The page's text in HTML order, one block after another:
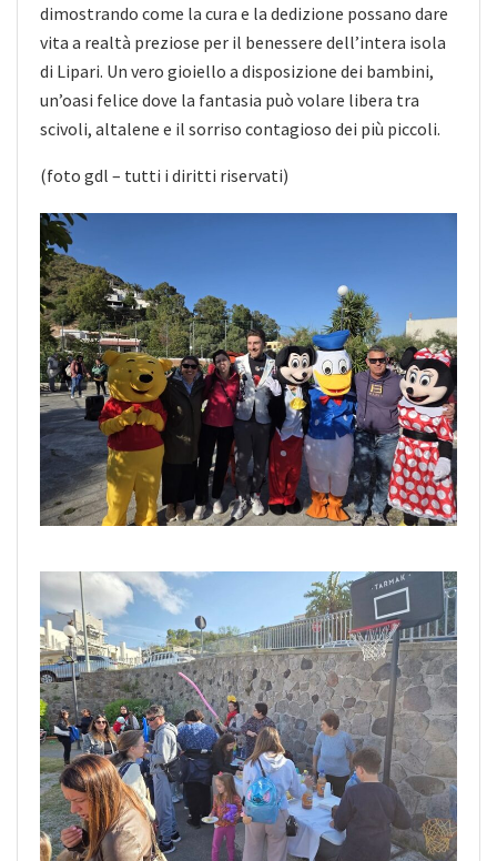
dimostrando come la cura e la dedizione possano dare
vita a realtà preziose per il benessere dell’intera isola
di Lipari. Un vero gioiello a disposizione dei bambini,
un’oasi felice dove la fantasia può volare libera tra
scivoli, altalene e il sorriso contagioso dei più piccoli.
(foto gdl – tutti i diritti riservati)